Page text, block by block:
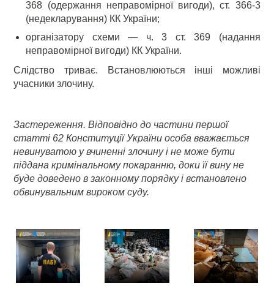
368 (одержання неправомірної вигоди), ст. 366-3
(недекларування) КК України;
організатору схеми — ч. 3 ст. 369 (надання
неправомірної вигоди) КК України.
Слідство триває. Встановлюються інші можливі
учасники злочину.
Застереження. Відповідно до частини першої
статті 62 Конституції України особа вважається
невинуватою у вчиненні злочину і не може бути
піддана кримінальному покаранню, доки її вину не
буде доведено в законному порядку і встановлено
обвинувальним вироком суду.